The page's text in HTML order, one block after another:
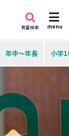
menu
教室検索
年中～年長 小学